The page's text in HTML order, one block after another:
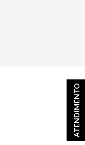
ATENDIMENTO